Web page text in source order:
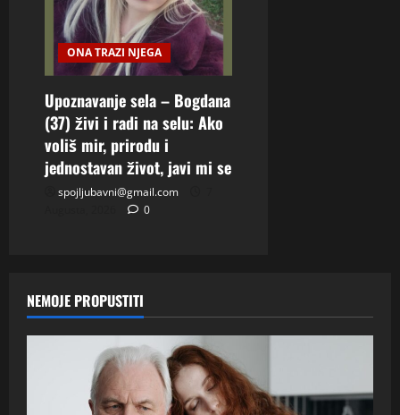
ONA TRAZI NJEGA
Upoznavanje sela – Bogdana
(37) živi i radi na selu: Ako
voliš mir, prirodu i
jednostavan život, javi mi se
spojljubavni@gmail.com
0
NEMOJE PROPUSTITI